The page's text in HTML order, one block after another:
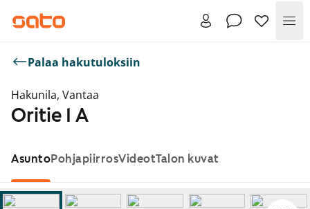
Palaa hakutuloksiin
Hakunila, Vantaa
Oritie 1 A
AsuntoPohjapiirrosVideotTalon kuvat